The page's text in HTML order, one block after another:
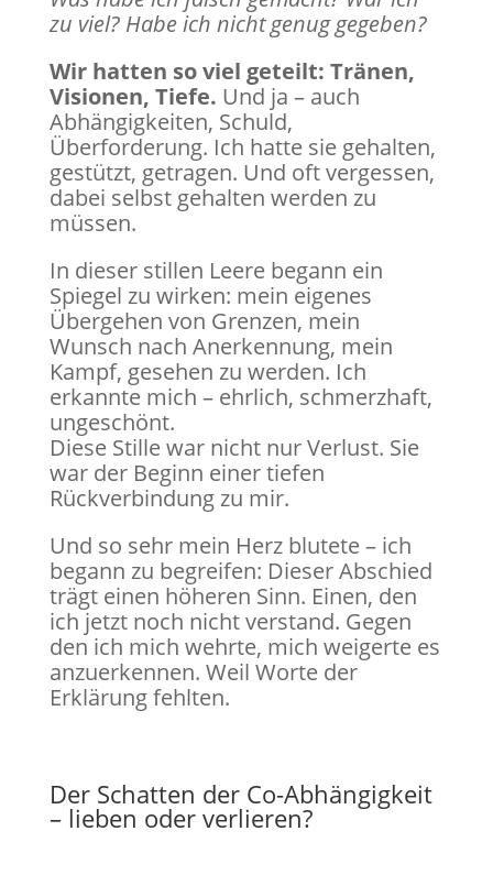
zu viel? Habe ich nicht genug gegeben?
Wir hatten so viel geteilt: Tränen,
Visionen, Tiefe. Und ja – auch
Abhängigkeiten, Schuld,
Überforderung. Ich hatte sie gehalten,
gestützt, getragen. Und oft vergessen,
dabei selbst gehalten werden zu
müssen.
In dieser stillen Leere begann ein
Spiegel zu wirken: mein eigenes
Übergehen von Grenzen, mein
Wunsch nach Anerkennung, mein
Kampf, gesehen zu werden. Ich
erkannte mich – ehrlich, schmerzhaft,
ungeschönt.
Diese Stille war nicht nur Verlust. Sie
war der Beginn einer tiefen
Rückverbindung zu mir.
Und so sehr mein Herz blutete – ich
begann zu begreifen: Dieser Abschied
trägt einen höheren Sinn. Einen, den
ich jetzt noch nicht verstand. Gegen
den ich mich wehrte, mich weigerte es
anzuerkennen. Weil Worte der
Erklärung fehlten.
Der Schatten der Co-Abhängigkeit
– lieben oder verlieren?